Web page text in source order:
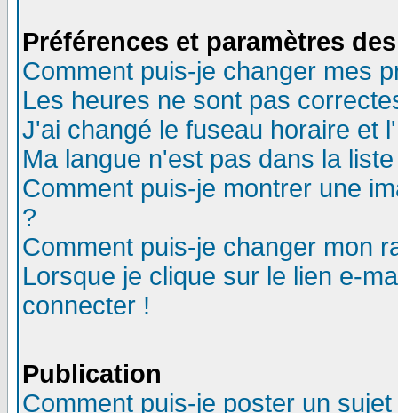
Préférences et paramètres
Comment puis-je changer mes
Les heures ne sont pas
J'ai changé le fuseau horaire et
Ma langue n'est pas dans la
Comment puis-je montrer une
?
Comment puis-je changer mon
Lorsque je clique sur le lien e-
connecter !
Publication
Comment puis-je poster un